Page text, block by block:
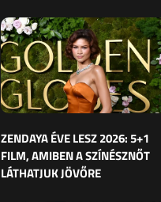
ZENDAYA ÉVE LESZ 2026: 5+1
FILM, AMIBEN A SZÍNÉSZNŐT
LÁTHATJUK JÖVŐRE